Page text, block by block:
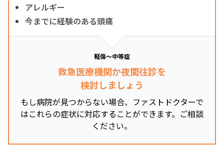
アレルギー
今までに経験のある頭痛
軽傷～中等症
救急医療機関か夜間往診を
検討しましょう
もし病院が見つからない場合、ファストドクターで
はこれらの症状に対応することができます。ご相談
ください。